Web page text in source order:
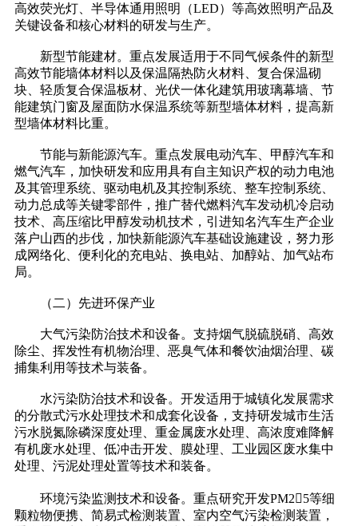
高效荧光灯、半导体通用照明（LED）等高效照明产品及
关键设备和核心材料的研发与生产。
新型节能建材。重点发展适用于不同气候条件的新型
高效节能墙体材料以及保温隔热防火材料、复合保温砌
块、轻质复合保温板材、光伏一体化建筑用玻璃幕墙、节
能建筑门窗及屋面防水保温系统等新型墙体材料，提高新
型墙体材料比重。
节能与新能源汽车。重点发展电动汽车、甲醇汽车和
燃气汽车，加快研发和应用具有自主知识产权的动力电池
及其管理系统、驱动电机及其控制系统、整车控制系统、
动力总成等关键零部件，推广替代燃料汽车发动机冷启动
技术、高压缩比甲醇发动机技术，引进知名汽车生产企业
落户山西的步伐，加快新能源汽车基础设施建设，努力形
成网络化、便利化的充电站、换电站、加醇站、加气站布
局。
（二）先进环保产业
大气污染防治技术和设备。支持烟气脱硫脱硝、高效
除尘、挥发性有机物治理、恶臭气体和餐饮油烟治理、碳
捕集利用等技术与装备。
水污染防治技术和设备。开发适用于城镇化发展需求
的分散式污水处理技术和成套化设备，支持研发城市生活
污水脱氮除磷深度处理、重金属废水处理、高浓度难降解
有机废水处理、低冲击开发、膜处理、工业园区废水集中
处理、污泥处理处置等技术和装备。
环境污染监测技术和设备。重点研究开发PM25等细
颗粒物便携、简易式检测装置、室内空气污染检测装置，